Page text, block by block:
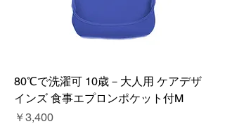
80℃で洗濯可 10歳－大人用 ケアデザ
インズ 食事エプロンポケット付M
価格
￥3,400